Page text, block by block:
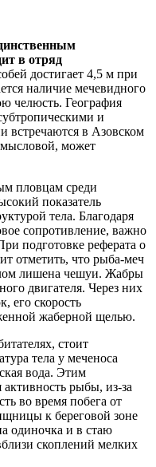
в отряд
достигает 4,5 м при
наличие мечевидного
челюсть. География
и
встречаются в Азовском
может
пловцам среди
показатель
тела. Благодаря
сопротивление, важно
подготовке реферата о
отметить, что рыба-меч
лишена чешуи. Жабры
двигателя. Через них
его скорость
жаберной щелью.
стоит
тела у меченоса
вода. Этим
рыбы, из-за
во время побега от
к береговой зоне
одиночка и в стаю
скоплений мелких